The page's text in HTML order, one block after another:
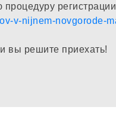
v-nijnem-novgorode-
вы решите приехать!